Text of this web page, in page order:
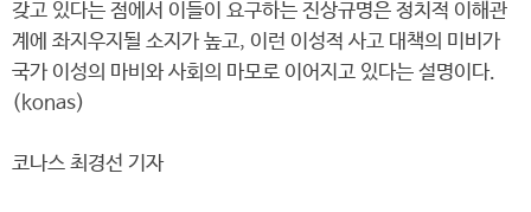
갖고 있다는 점에서 이들이 요구하는 진상규명은 정치적 이해관
계에 좌지우지될 소지가 높고, 이런 이성적 사고 대책의 미비가
국가 이성의 마비와 사회의 마모로 이어지고 있다는 설명이다.
(konas)
코나스 최경선 기자